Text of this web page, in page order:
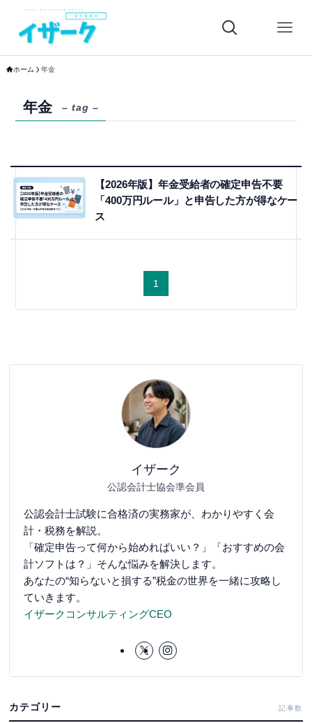
ホーム 年金
年金 – tag –
【2026年版】年金受給者の確定申告不要
「400万円ルール」と申告した方が得なケー
ス
1
イザーク
公認会計士協会準会員
公認会計士試験に合格済の実務家が、わかりやすく会
計・税務を解説。
「確定申告って何から始めればいい？」「おすすめの会
計ソフトは？」そんな悩みを解決します。
あなたの“知らないと損する”税金の世界を一緒に攻略し
ていきます。
イザークコンサルティングCEO
カテゴリー 記事数